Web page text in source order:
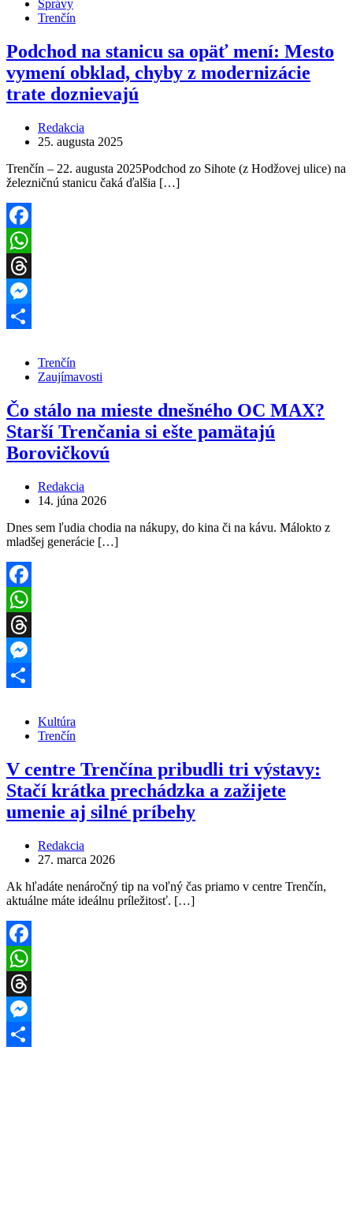
Správy
Trenčín
Podchod na stanicu sa opäť mení: Mesto
vymení obklad, chyby z modernizácie
trate doznievajú
Redakcia
25. augusta 2025
Trenčín – 22. augusta 2025Podchod zo Sihote (z Hodžovej ulice) na
železničnú stanicu čaká ďalšia […]
Facebook
WhatsApp
Threads
Messenger
Trenčín
Zaujímavosti
Čo stálo na mieste dnešného OC MAX?
Starší Trenčania si ešte pamätajú
Borovičkovú
Redakcia
14. júna 2026
Dnes sem ľudia chodia na nákupy, do kina či na kávu. Málokto z
mladšej generácie […]
Facebook
WhatsApp
Threads
Messenger
Kultúra
Trenčín
V centre Trenčína pribudli tri výstavy:
Stačí krátka prechádzka a zažijete
umenie aj silné príbehy
Redakcia
27. marca 2026
Ak hľadáte nenáročný tip na voľný čas priamo v centre Trenčín,
aktuálne máte ideálnu príležitosť. […]
Facebook
WhatsApp
Threads
Messenger